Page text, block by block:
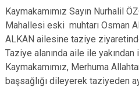
Mutki
Tatvan
Kaymakamımız Sayın Nurhalil
Mahallesi eski muhtarı Osman
ALKAN ailesine taziye
Taziye alanında aile ile yakından
Kaymakamımız, Merhuma
başsağlığı dileyerek taziyeden